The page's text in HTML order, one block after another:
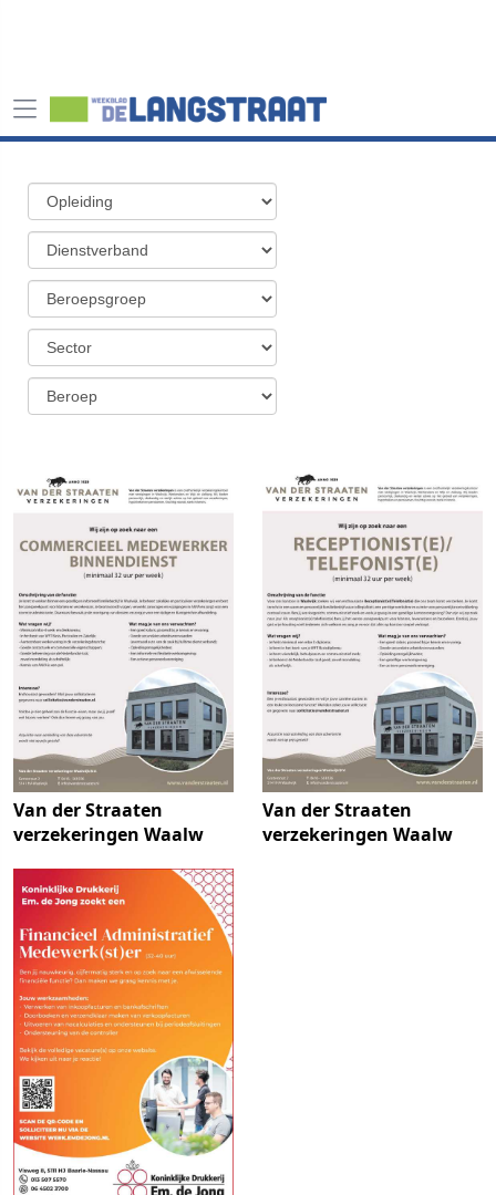
Van der Straaten
verzekeringen Waalw
Van der Straaten
verzekeringen Waalw